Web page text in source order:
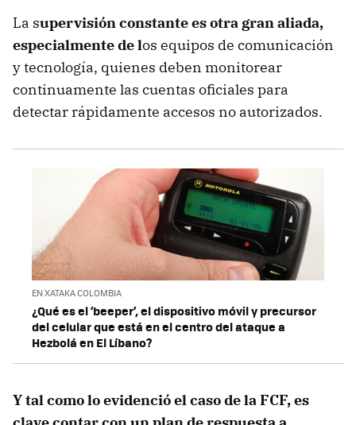
La supervisión constante es otra gran aliada,
especialmente de los equipos de comunicación
y tecnología, quienes deben monitorear
continuamente las cuentas oficiales para
detectar rápidamente accesos no autorizados.
EN XATAKA COLOMBIA
¿Qué es el ‘beeper’, el dispositivo móvil y precursor
del celular que está en el centro del ataque a
Hezbolá en El Líbano?
Y tal como lo evidenció el caso de la FCF, es